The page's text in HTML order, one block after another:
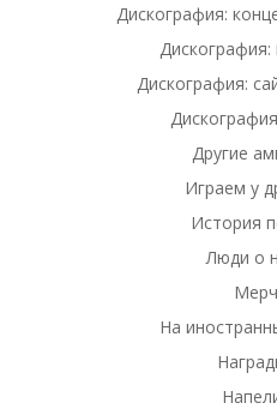
Дискография:
Дискография:
Дискография:
Другие
Играем у
История
Люди о
Мерч
На